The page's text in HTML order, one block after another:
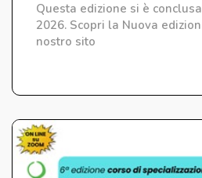
Questa edizione si è
2026. Scopri la Nuova
nostro sito